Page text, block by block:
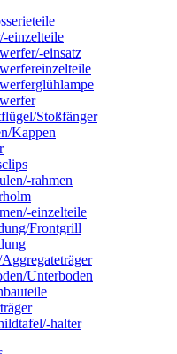
einzelteile
einsatz
Stoßfänger
Kappen
rahmen
einzelteile
Frontgrill
Unterboden
halter